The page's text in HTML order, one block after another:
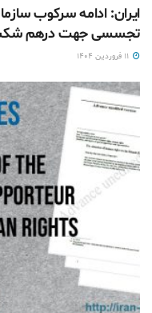
ایران: ادامه سرکوب
تجسسی جهت درهم